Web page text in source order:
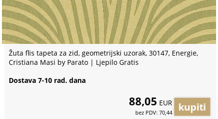
Žuta flis tapeta za zid, geometrijski uzorak, 30147, Energie,
Cristiana Masi by Parato | Ljepilo Gratis
Dostava 7-10 rad. dana
88,05 EUR
bez PDV: 70,44